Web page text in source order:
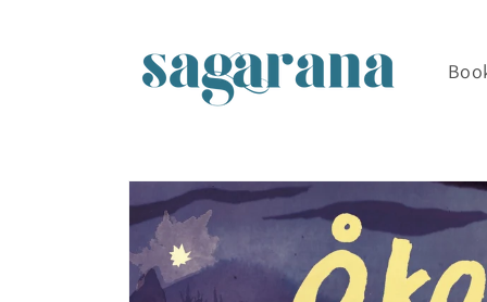
Skip to
product
information